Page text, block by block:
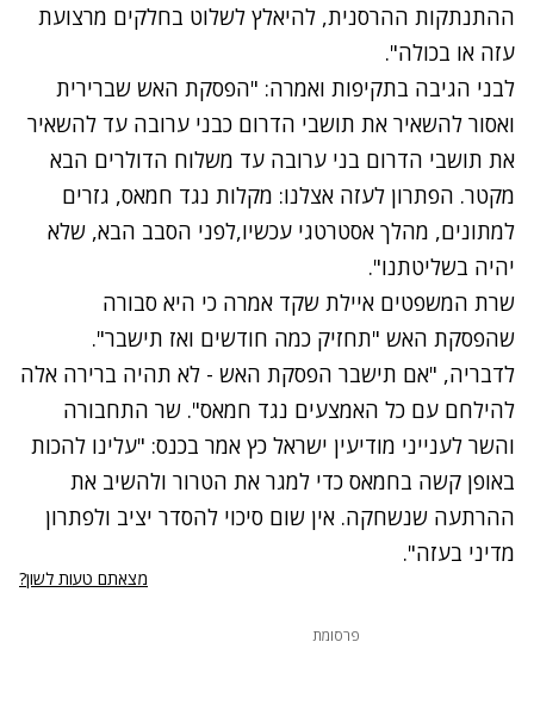
ההתנתקות ההרסנית, להיאלץ לשלוט בחלקים מרצועת
עזה או בכולה".
לבני הגיבה בתקיפות ואמרה: "הפסקת האש שברירית
ואסור להשאיר את תושבי הדרום כבני ערובה עד להשאיר
את תושבי הדרום בני ערובה עד משלוח הדולרים הבא
מקטר. הפתרון לעזה אצלנו: מקלות נגד חמאס, גזרים
למתונים, מהלך אסטרטגי עכשיו,לפני הסבב הבא, שלא
יהיה בשליטתנו".
שרת המשפטים איילת שקד אמרה כי היא סבורה
שהפסקת האש "תחזיק כמה חודשים ואז תישבר".
לדבריה, "אם תישבר הפסקת האש - לא תהיה ברירה אלה
להילחם עם כל האמצעים נגד חמאס". שר התחבורה
והשר לענייני מודיעין ישראל כץ אמר בכנס: "עלינו להכות
באופן קשה בחמאס כדי למגר את הטרור ולהשיב את
ההרתעה שנשחקה. אין שום סיכוי להסדר יציב ולפתרון
מדיני בעזה‎".
מצאתם טעות לשון?
פרסומת